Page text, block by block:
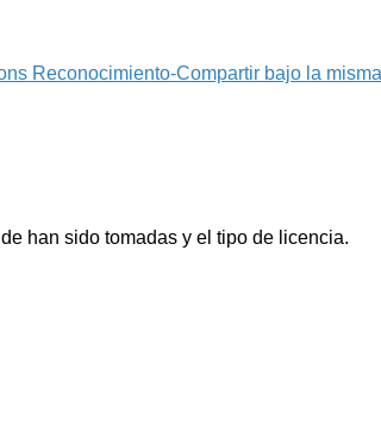
Reconocimiento-Compartir bajo la
han sido tomadas y el tipo de licencia.